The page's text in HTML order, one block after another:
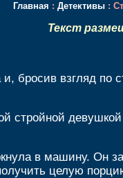
Главная : Детективы :
Текст
бросив взгляд по
стройной
в машину. Он
целую